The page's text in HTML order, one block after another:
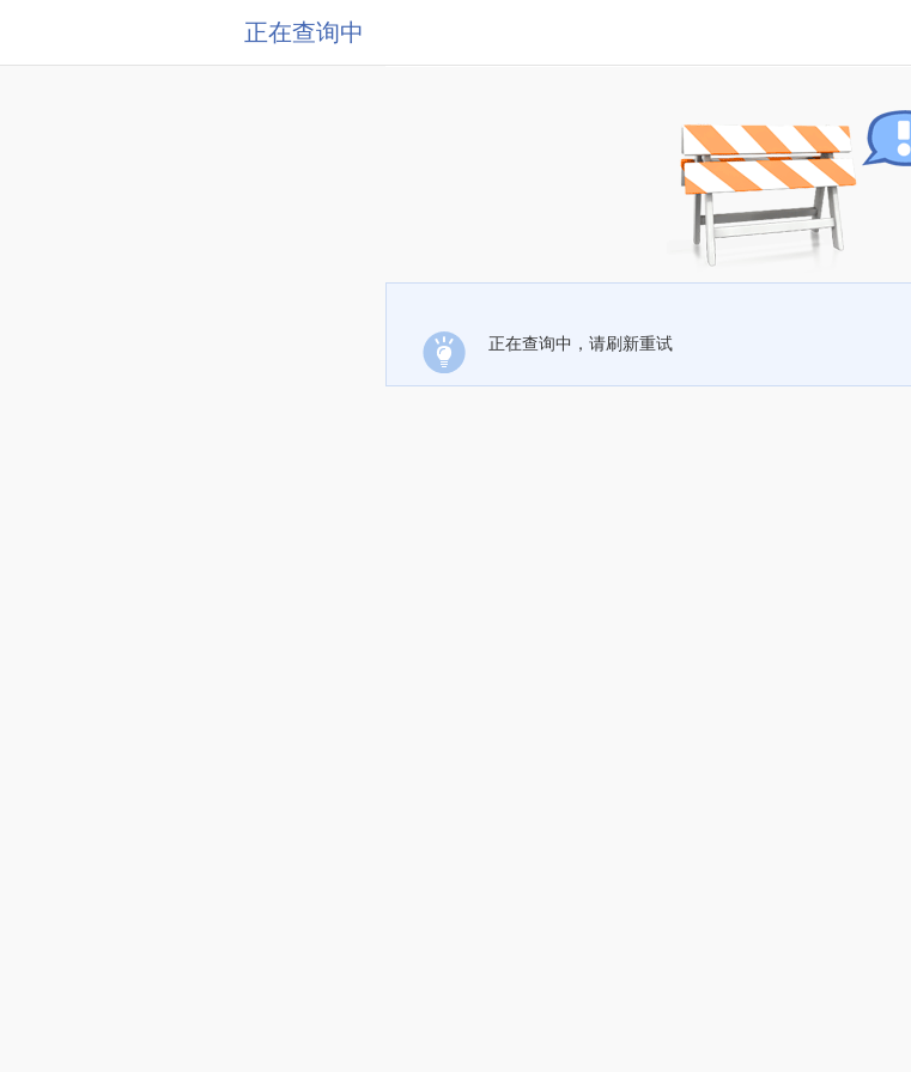
正在查询中
正在查询中，请刷新重试